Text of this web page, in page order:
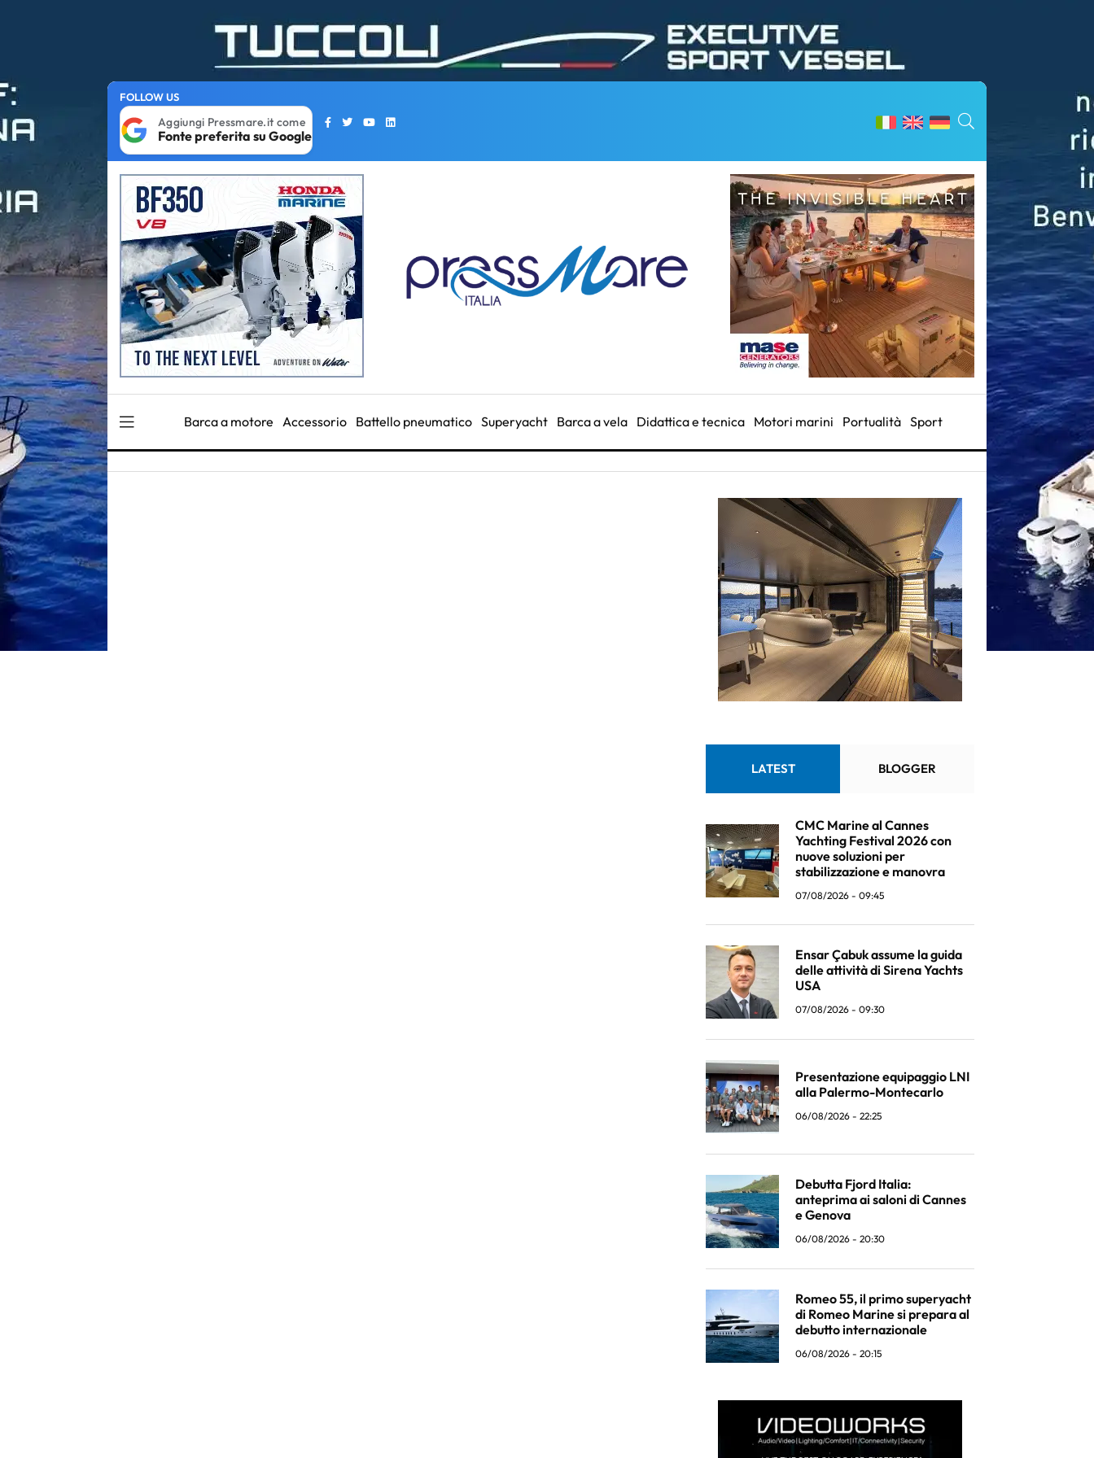
FOLLOW US
Aggiungi Pressmare.it come
Fonte preferita su Google
Barca a motore Accessorio Battello pneumatico Superyacht Barca a vela Didattica e tecnica Motori marini Portualità Sport
LATEST BLOGGER
CMC Marine al Cannes
Yachting Festival 2026 con
nuove soluzioni per
stabilizzazione e manovra
07/08/2026 - 09:45
Ensar Çabuk assume la guida
delle attività di Sirena Yachts
USA
07/08/2026 - 09:30
Presentazione equipaggio LNI
alla Palermo-Montecarlo
06/08/2026 - 22:25
Debutta Fjord Italia:
anteprima ai saloni di Cannes
e Genova
06/08/2026 - 20:30
Romeo 55, il primo superyacht
di Romeo Marine si prepara al
debutto internazionale
06/08/2026 - 20:15